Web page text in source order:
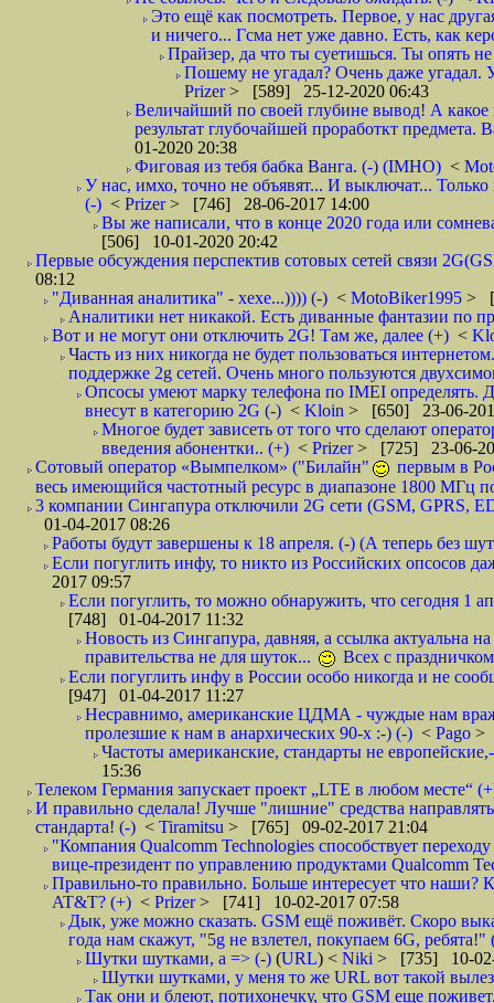
Это ещё как посмотреть. Первое, у нас
и ничего... Гсма нет уже давно. Есть, как
Прайзер, да что ты суетишься. Ты опять не
Пошему не угадал? Очень даже угадал.
Prizer> [589] 25-12-2020 06:43
Величайший по своей глубине вывод! А какое
результат глубочайшей проработкт
01-2020 20:38
Фиговая из тебя бабка Ванга. (-) (IMHO) <
У нас, имхо, точно не объявят... И выключат...
(-) < Prizer> [746] 28-06-2017 14:00
Вы же написали, что в конце 2020 года или
[506] 10-01-2020 20:42
Первые обсуждения перспектив сотовых сетей связи
08:12
"Диванная аналитика" - хехе...)))) (-) < MotoBiker1995 >
Аналитики нет никакой. Есть диванные фантазии по
Вот и не могут они отключить 2G! Там же, далее (+) <
Часть из них никогда не будет пользоваться
поддержке 2g сетей. Очень много пользуются
Опсосы умеют марку телефона по IMEI определять.
внесут в категорию 2G (-) < Kloin > [650] 23-06-
Многое будет зависеть от того что сделают
введения абонентки.. (+) < Prizer> [725] 23-06-
Сотовый оператор «Вымпелком» ("Билайн"
первым в
весь имеющийся частотный ресурс в диапазоне 1800 МГц
3 компании Сингапура отключили 2G сети (GSM, GPRS,
01-04-2017 08:26
Работы будут завершены к 18 апреля. (-) (А теперь без
Если погуглить инфу, то никто из Российских опсосов
2017 09:57
Если погуглить, то можно обнаружить, что сегодня 1
[748] 01-04-2017 11:32
Новость из Сингапура, давняя, а ссылка актуальна
правительства не для шуток...
Всех с
Если погуглить инфу в России особо никогда и не
[947] 01-04-2017 11:27
Несравнимо, американские ЦДМА - чуждые нам
пролезшие к нам в анархических 90-х :-) (-) < Pago >
Частоты американские, стандарты не
15:36
Телеком Германия запускает проект „LTE в любом месте“
И правильно сделала! Лучше "лишние" средства
стандарта! (-) < Tiramitsu > [765] 09-02-2017 21:04
"Компания Qualcomm Technologies способствует
вице-президент по управлению продуктами Qualcomm
Правильно-то правильно. Больше интересует что наши?
AT&T? (+) < Prizer> [741] 10-02-2017 07:58
Дык, уже можно сказать. GSM ещё поживёт. Скоро
года нам скажут, "5g не взлетел, покупаем 6G, ребята!"
Шутки шутками, а => (-) (URL) < Niki > [735] 10-02-
Шутки шутками, у меня то же URL вот такой вылез
Так они и блеют, потихонечку, что GSM еще